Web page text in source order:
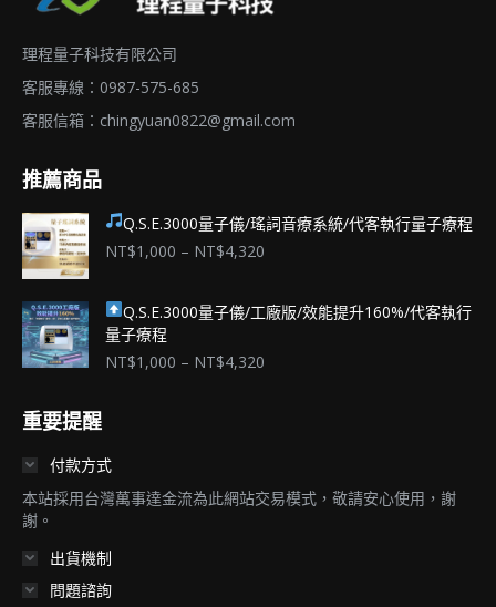
理程量子科技有限公司
客服專線：0987-575-685
客服信箱： chingyuan0822@gmail.com
推薦商品
Q.S.E.3000量子儀/瑤詞音療系統/代客執行量子療程
NT$1,000 – NT$4,320
圍：
Q.S.E.3000量子儀/工廠版/效能提升160%/代客執行
量子療程
NT$1,000 – NT$4,320
NT$4,320
重要提醒
付款方式
本站採用台灣萬事達金流為此網站交易模式，敬請安心使用，謝
謝。
出貨機制
問題諮詢